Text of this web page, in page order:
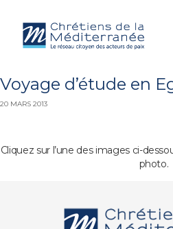
Voyage d’étude en
20 MARS 2013
Cliquez sur l’une des images ci-
photo.